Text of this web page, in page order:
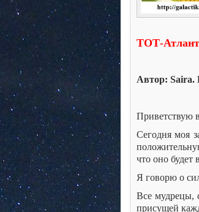
ТОТ-
Автор: Saira.
Приветствую
Сегодня моя
что оно
Я говорю о
Все мудрецы,
присущей